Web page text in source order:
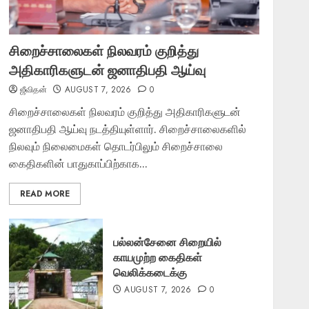
சிறைச்சாலைகள் நிலவரம் குறித்து
அதிகாரிகளுடன் ஜனாதிபதி ஆய்வு
ஜீவிதன் AUGUST 7, 2026 0
சிறைச்சாலைகள் நிலவரம் குறித்து அதிகாரிகளுடன்
ஜனாதிபதி ஆய்வு நடத்தியுள்ளார். சிறைச்சாலைகளில்
நிலவும் நிலைமைகள் தொடர்பிலும் சிறைச்சாலை
கைதிகளின் பாதுகாப்பிற்காக...
READ MORE
பல்லன்சேனை சிறையில்
காயமுற்ற கைதிகள்
வெலிக்கடைக்கு
AUGUST 7, 2026 0